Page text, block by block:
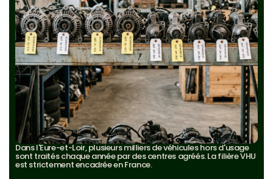
Dans l'Eure-et-Loir, plusieurs milliers de véhicules hors d'usage
sont traités chaque année par des centres agréés. La filière VHU
est strictement encadrée en France.